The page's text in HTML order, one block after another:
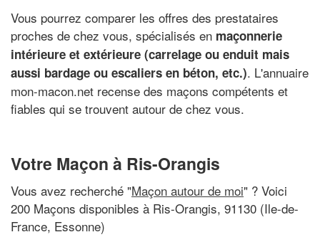
Vous pourrez comparer les offres des prestataires
proches de chez vous, spécialisés en maçonnerie
intérieure et extérieure (carrelage ou enduit mais
aussi bardage ou escaliers en béton, etc.). L'annuaire
mon-macon.net recense des maçons compétents et
fiables qui se trouvent autour de chez vous.
Votre Maçon à Ris-Orangis
Vous avez recherché "Maçon autour de moi" ? Voici
200 Maçons disponibles à Ris-Orangis, 91130 (Ile-de-
France, Essonne)